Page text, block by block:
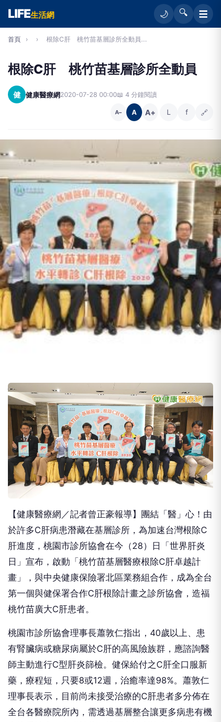
LIFE生活網 🌙 🔍 ☰
首頁 › › 根除C肝 桃竹苗基層診所全動員...
根除C肝 桃竹苗基層診所全動員
健 健康醫療網2020-07-28 00:00📖 4 分鐘閱讀
A− A A+ L f 🔗
【健康醫療網／記者曾正豪報導】團結「醫」心！由
於許多C肝病患潛藏在基層診所，為加速台灣根除C
肝進度，桃園市診所協會在今（28）日「世界肝炎
日」宣布，啟動「桃竹苗基層醫療根除C肝卓越計
畫」，與中央健康保險署北區業務組合作，成為全台
第一個與健保署合作C肝根除計畫之診所協會，造福
桃竹苗廣大C肝患者。
桃園市診所協會理事長蕭敦仁指出，40歲以上、患
有腎臟病或糖尿病屬於C肝的高風險族群，應諮詢醫
師主動進行C型肝炎篩檢。健保給付之C肝全口服新
藥，療程短，只要8或12週，治癒率達98%。蕭敦仁
理事長表示，目前尚未接受治療的C肝患者多分佈在
全台各醫療院所內，需透過基層整合讓更多病患有機